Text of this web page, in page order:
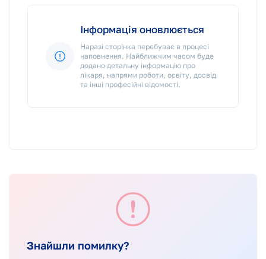
Інформація оновлюється
Наразі сторінка перебуває в процесі
наповнення. Найближчим часом буде
додано детальну інформацію про
лікаря, напрями роботи, освіту, досвід
та інші професійні відомості.
Знайшли помилку?